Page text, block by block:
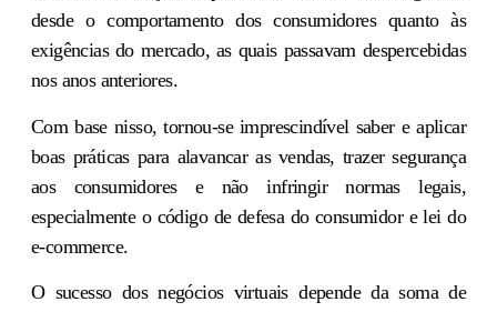
desde o comportamento dos consumidores quanto às
exigências do mercado, as quais passavam despercebidas
nos anos anteriores.
Com base nisso, tornou-se imprescindível saber e aplicar
boas práticas para alavancar as vendas, trazer segurança
aos consumidores e não infringir normas legais,
especialmente o código de defesa do consumidor e lei do
e-commerce.
O sucesso dos negócios virtuais depende da soma de